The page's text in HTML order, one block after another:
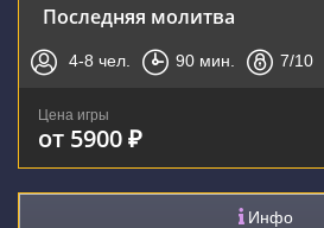
Последняя молитва
4-8 чел. 90 мин. 7/10
Цена игры
от 5900 ₽
Инфо